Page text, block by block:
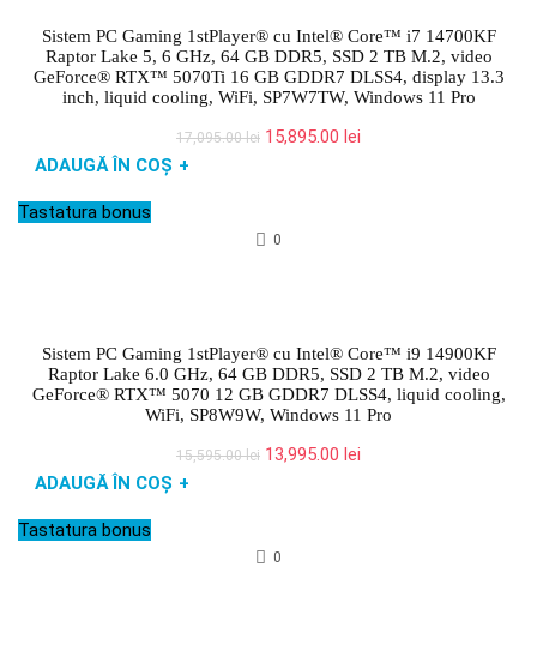
Sistem PC Gaming 1stPlayer® cu Intel® Core™ i7 14700KF
Raptor Lake 5, 6 GHz, 64 GB DDR5, SSD 2 TB M.2, video
GeForce® RTX™ 5070Ti 16 GB GDDR7 DLSS4, display 13.3
inch, liquid cooling, WiFi, SP7W7TW, Windows 11 Pro
17,095.00lei Prețul
15,895.00 lei
ADAUGĂ ÎN COȘ +
Tastatura bonus
0
Sistem PC Gaming 1stPlayer® cu Intel® Core™ i9 14900KF
Raptor Lake 6.0 GHz, 64 GB DDR5, SSD 2 TB M.2, video
GeForce® RTX™ 5070 12 GB GDDR7 DLSS4, liquid cooling,
WiFi, SP8W9W, Windows 11 Pro
15,595.00lei Prețul
13,995.00 lei
ADAUGĂ ÎN COȘ +
Tastatura bonus
0